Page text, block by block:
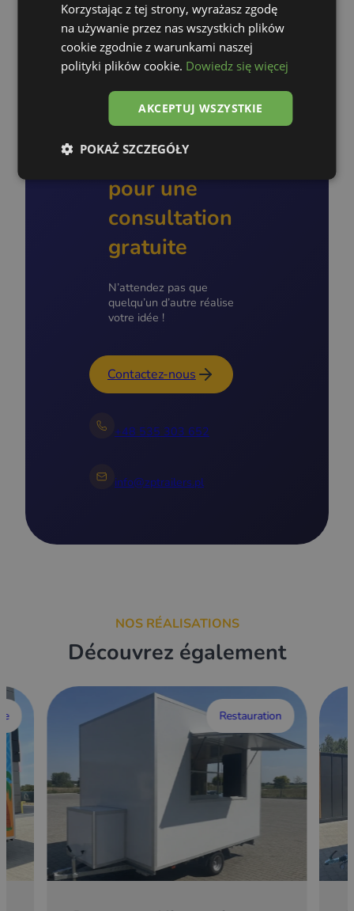
Prenez
rendez-vous
pour une
consultation
gratuite
N’attendez pas que
quelqu’un d’autre réalise
votre idée !
Contactez-nous
+48 535 303 652
info@zptrailers.pl
NOS RÉALISATIONS
Découvrez également
Restauration
Korzystając z tej strony, wyrażasz zgodę
na używanie przez nas wszystkich plików
cookie zgodnie z warunkami naszej
polityki plików cookie. Dowiedz się więcej
AKCEPTUJ WSZYSTKIE
POKAŻ SZCZEGÓŁY